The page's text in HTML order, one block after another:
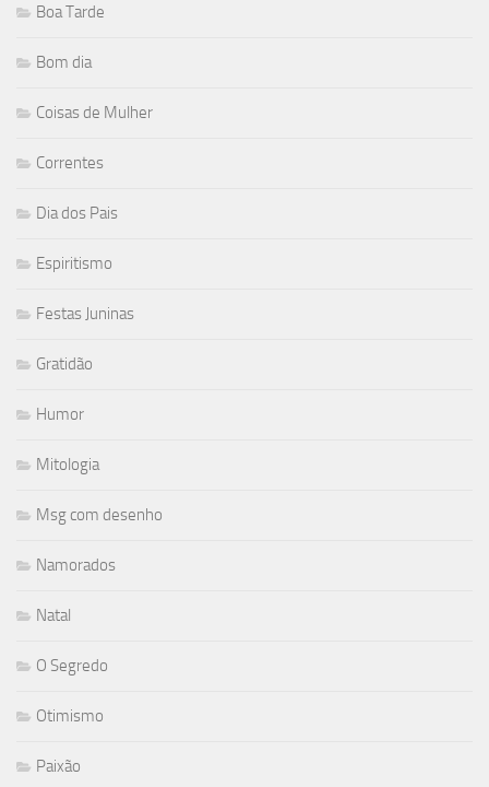
Boa Tarde
Bom dia
Coisas de Mulher
Correntes
Dia dos Pais
Espiritismo
Festas Juninas
Gratidão
Humor
Mitologia
Msg com desenho
Namorados
Natal
O Segredo
Otimismo
Paixão